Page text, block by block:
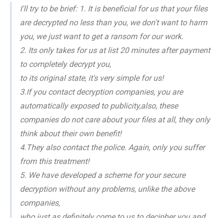
I'll try to be brief: 1. It is beneficial for us that your files
are decrypted no less than you, we don't want to harm
you, we just want to get a ransom for our work.
2. Its only takes for us at list 20 minutes after payment
to completely decrypt you,
to its original state, it's very simple for us!
3.If you contact decryption companies, you are
automatically exposed to publicity,also, these
companies do not care about your files at all, they only
think about their own benefit!
4.They also contact the police. Again, only you suffer
from this treatment!
5. We have developed a scheme for your secure
decryption without any problems, unlike the above
companies,